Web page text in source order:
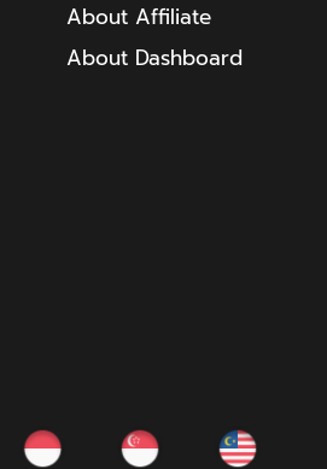
About Affiliate
About Dashboard